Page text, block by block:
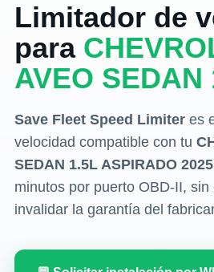
Limitador de
para
AVEO SEDAN
Save Fleet Speed Limiteres
velocidad compatible con tu
SEDAN 1.5L ASPIRADO 2025
minutos por puerto OBD-II,
invalidar la garantía del